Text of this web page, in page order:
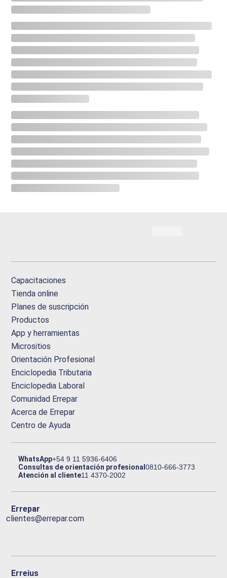
Capacitaciones
Tienda online
Planes de suscripción
Productos
App y herramientas
Micrositios
Orientación Profesional
Enciclopedia Tributaria
Enciclopedia Laboral
Comunidad Errepar
Acerca de Errepar
Centro de Ayuda
WhatsApp+54 9 11 5936-6406
Consultas de orientación profesional0810-666-3773
Atención al cliente11 4370-2002
Errepar
clientes@errepar.com
Erreius